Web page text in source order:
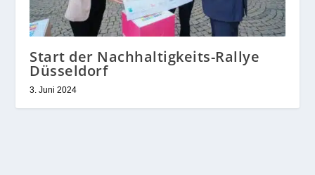
Start der Nachhaltigkeits-Rallye
Düsseldorf
3. Juni 2024